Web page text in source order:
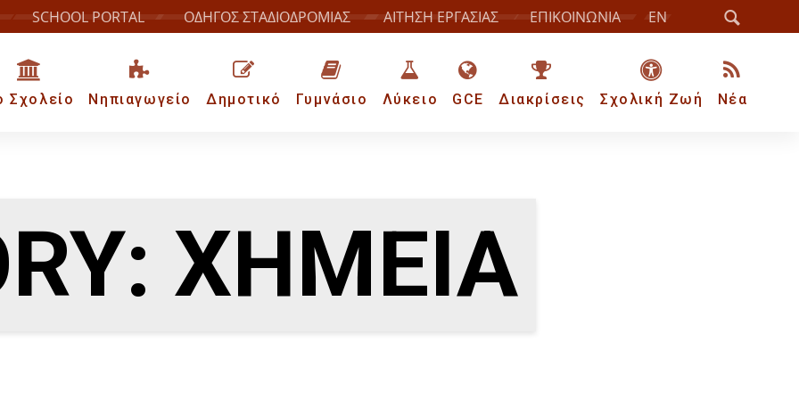
SCHOOL PORTAL ΟΔΗΓΟΣ ΣΤΑΔΙΟΔΡΟΜΙΑΣ ΑΙΤΗΣΗ ΕΡΓΑΣΙΑΣ ΕΠΙΚΟΙΝΩΝΙΑ EN
Σχολείο Νηπιαγωγείο Δημοτικό Γυμνάσιο Λύκειο GCE Διακρίσεις Σχολική Ζωή Νέα
ΧΗΜΕΊΑ